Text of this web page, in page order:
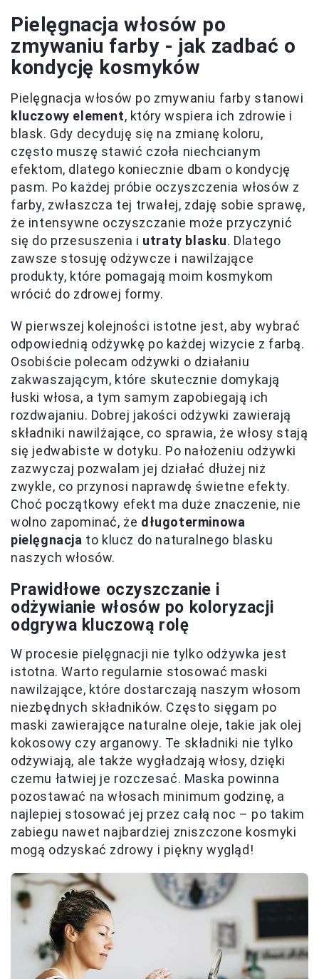
Pielęgnacja włosów po
zmywaniu farby - jak zadbać o
kondycję kosmyków
Pielęgnacja włosów po zmywaniu farby stanowi
kluczowy element, który wspiera ich zdrowie i
blask. Gdy decyduję się na zmianę koloru,
często muszę stawić czoła niechcianym
efektom, dlatego koniecznie dbam o kondycję
pasm. Po każdej próbie oczyszczenia włosów z
farby, zwłaszcza tej trwałej, zdaję sobie sprawę,
że intensywne oczyszczanie może przyczynić
się do przesuszenia i utraty blasku. Dlatego
zawsze stosuję odżywcze i nawilżające
produkty, które pomagają moim kosmykom
wrócić do zdrowej formy.
W pierwszej kolejności istotne jest, aby wybrać
odpowiednią odżywkę po każdej wizycie z farbą.
Osobiście polecam odżywki o działaniu
zakwaszającym, które skutecznie domykają
łuski włosa, a tym samym zapobiegają ich
rozdwajaniu. Dobrej jakości odżywki zawierają
składniki nawilżające, co sprawia, że włosy stają
się jedwabiste w dotyku. Po nałożeniu odżywki
zazwyczaj pozwalam jej działać dłużej niż
zwykle, co przynosi naprawdę świetne efekty.
Choć początkowy efekt ma duże znaczenie, nie
wolno zapominać, że długoterminowa
pielęgnacja to klucz do naturalnego blasku
naszych włosów.
Prawidłowe oczyszczanie i
odżywianie włosów po koloryzacji
odgrywa kluczową rolę
W procesie pielęgnacji nie tylko odżywka jest
istotna. Warto regularnie stosować maski
nawilżające, które dostarczają naszym włosom
niezbędnych składników. Często sięgam po
maski zawierające naturalne oleje, takie jak olej
kokosowy czy arganowy. Te składniki nie tylko
odżywiają, ale także wygładzają włosy, dzięki
czemu łatwiej je rozczesać. Maska powinna
pozostawać na włosach minimum godzinę, a
najlepiej stosować jej przez całą noc – po takim
zabiegu nawet najbardziej zniszczone kosmyki
mogą odzyskać zdrowy i piękny wygląd!